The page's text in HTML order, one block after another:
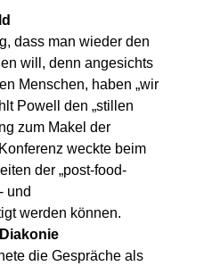
dass man wieder den
will, denn angesichts
Menschen, haben „wir
Powell den „stillen
zum Makel der
weckte beim
der „post-food-
und
werden können.
die Gespräche als